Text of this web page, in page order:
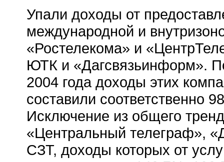
Упали доходы от
международной и
«Ростелекома» и
ЮТК и «Дагсвязьинформ».
2004 года доходы этих
составили соответственно
Исключение из общего
«Центральный телеграф»,
СЗТ, доходы которых от